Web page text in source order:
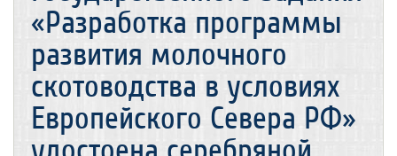
«Разработка программы
развития молочного
скотоводства в условиях
Европейского Севера РФ»